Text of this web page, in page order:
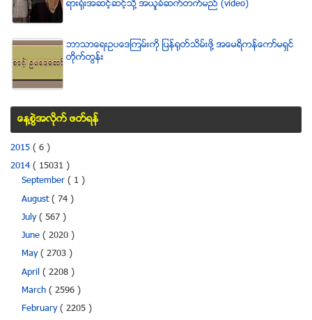
ရားရံုးအဆင့္ဆင့္သို႔ အယူခံဆက္တက္မည္ (video)
ဘာသာေရးဥပေဒၾကမ္းကို ျပန္ရုတ္သိမ္းဖို႔ အေမရိကန္ေကာ္မရွင္
တိုက္တြန္း
ေန႔စြဲအလိုက္ ဖတ္ရန္
2015 ( 6 )
2014 ( 15031 )
September ( 1 )
August( 74 )
July( 567 )
June ( 2020 )
May( 2703 )
April ( 2208 )
March ( 2596 )
February( 2205 )